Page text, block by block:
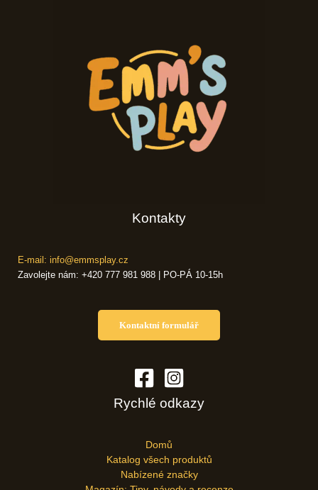
Kontakty
E-mail: info@emmsplay.cz
Zavolejte nám: +420 777 981 988 | PO-PÁ 10-15h
Kontaktní formulář
Rychlé odkazy
Domů
Katalog všech produktů
Nabízené značky